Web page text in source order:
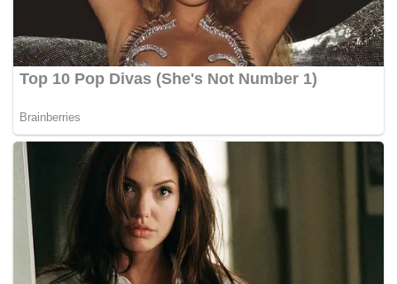
terhadap pihak terbabit dalam memastikan martabat
institusi Raja dihormati oleh semua pihak.
“Selain itu, saya melihat pelbagai anasir negatif
termasuk kefahaman Islam liberal serta penerimaan
terhadap golongan menyalahi fitrah manusia seperti
lesbian, gay, biseksual dan transgender (LGBT).
“Perkembangan ini amat membimbangkan saya dan
sebagai ketua agama negeri (Pahang), saya menyeru
kerjasama semua pihak, termasuk ibu bapa bagi
membanteras perkara ini daripada terus berleluasa,”